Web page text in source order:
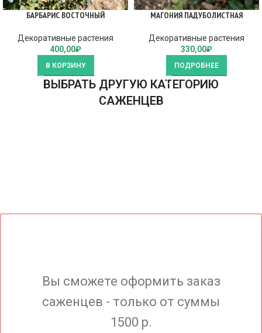
БАРБАРИС ВОСТОЧНЫЙ
Декоративные растения
400,00₽
В КОРЗИНУ
МАГОНИЯ ПАДУБОЛИСТНАЯ
Декоративные растения
330,00₽
ПОДРОБНЕЕ
ВЫБРАТЬ ДРУГУЮ КАТЕГОРИЮ
САЖЕНЦЕВ
Вы сможете оформить заказ
саженцев - только от суммы
1500 р.